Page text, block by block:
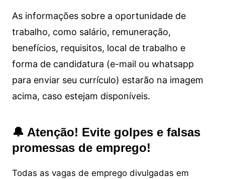
As informações sobre a oportunidade de
trabalho, como salário, remuneração,
benefícios, requisitos, local de trabalho e
forma de candidatura (e-mail ou whatsapp
para enviar seu currículo) estarão na imagem
acima, caso estejam disponíveis.
🔔 Atenção! Evite golpes e falsas
promessas de emprego!
Todas as vagas de emprego divulgadas em